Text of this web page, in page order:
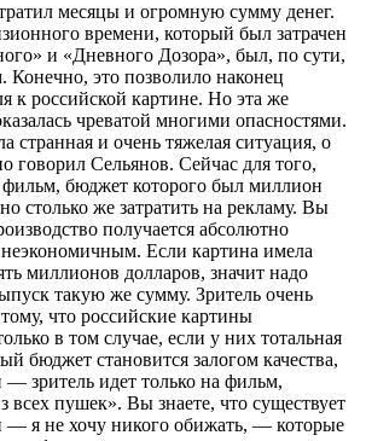
месяцы и огромную сумму денег.
времени, который был затрачен
и «Дневного Дозора», был, по сути,
Конечно, это позволило наконец
к российской картине. Но эта же
чреватой многими опасностями.
странная и очень тяжелая ситуация, о
говорил Сельянов. Сейчас для того,
бюджет которого был миллион
столько же затратить на рекламу. Вы
получается абсолютно
Если картина имела
миллионов долларов, значит надо
такую же сумму. Зритель очень
что российские картины
в том случае, если у них тотальная
бюджет становится залогом качества,
— зритель идет только на фильм,
всех пушек». Вы знаете, что существует
— я не хочу никого обижать, — которые